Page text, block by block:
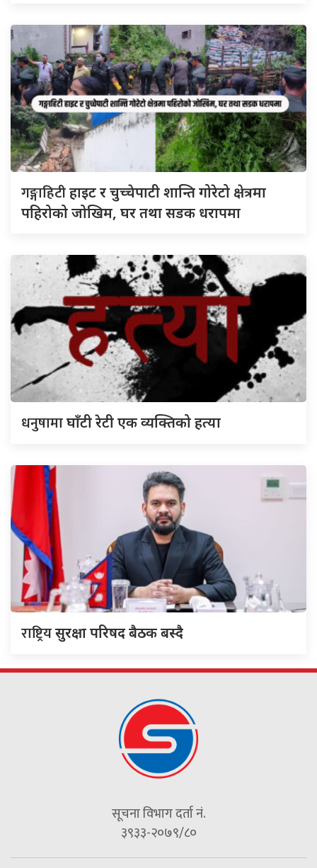
गङ्गाहिटीहाइट र चुच्चेपाटी शान्ति गोरेटो क्षेत्रमा
पहिरोको जोखिम, घर तथा सडक धरापमा
धनुषामाघाँटी रेटी एक व्यक्तिको हत्या
राष्ट्रियसुरक्षा परिषद बैठक बस्दै
सूचना विभाग दर्ता नं.
३९३३-२०७९/८०